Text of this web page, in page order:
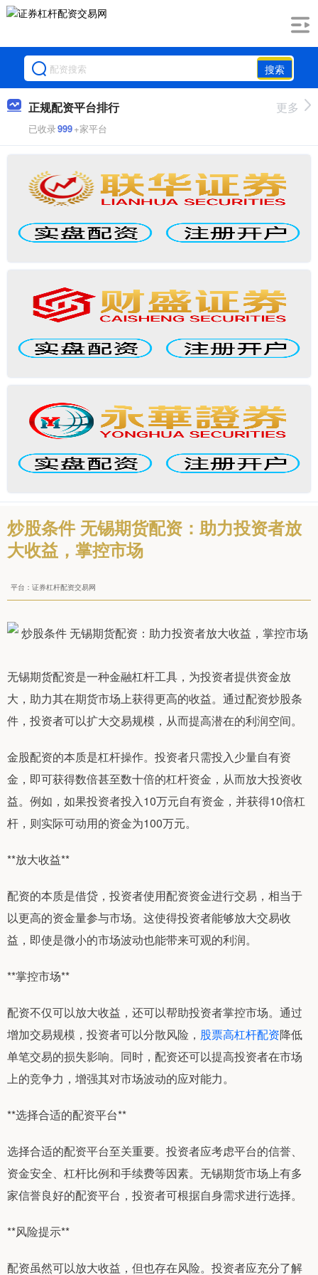
搜索
正规配资平台排行
已收录999+家平台
更多
炒股条件 无锡期货配资：助力投资者放
大收益，掌控市场
平台：证券杠杆配资交易网
无锡期货配资是一种金融杠杆工具，为投资者提供资金放
大，助力其在期货市场上获得更高的收益。通过配资炒股条
件，投资者可以扩大交易规模，从而提高潜在的利润空间。
金股配资的本质是杠杆操作。投资者只需投入少量自有资
金，即可获得数倍甚至数十倍的杠杆资金，从而放大投资收
益。例如，如果投资者投入10万元自有资金，并获得10倍杠
杆，则实际可动用的资金为100万元。
**放大收益**
配资的本质是借贷，投资者使用配资资金进行交易，相当于
以更高的资金量参与市场。这使得投资者能够放大交易收
益，即使是微小的市场波动也能带来可观的利润。
**掌控市场**
配资不仅可以放大收益，还可以帮助投资者掌控市场。通过
增加交易规模，投资者可以分散风险， 股票高杠杆配资降低
单笔交易的损失影响。同时，配资还可以提高投资者在市场
上的竞争力，增强其对市场波动的应对能力。
**选择合适的配资平台**
选择合适的配资平台至关重要。投资者应考虑平台的信誉、
资金安全、杠杆比例和手续费等因素。无锡期货市场上有多
家信誉良好的配资平台，投资者可根据自身需求进行选择。
**风险提示**
配资虽然可以放大收益，但也存在风险。投资者应充分了解